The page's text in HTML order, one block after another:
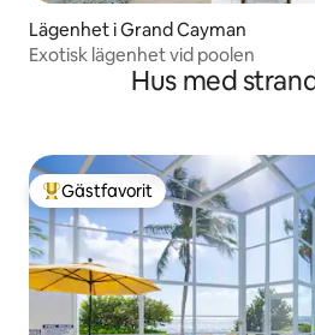
Lägenhet i Grand Cayman
Exotisk lägenhet vid poolen
Hus med
Populär gästfavorit
Gästfavorit